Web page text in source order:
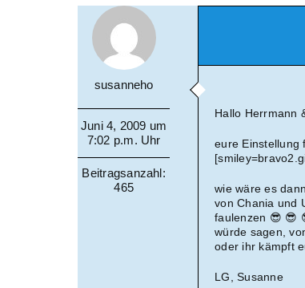
susanneho
Juni 4, 2009 um
7:02 p.m. Uhr
Beitragsanzahl:
465
Hallo Herrmann
eure Einstellung
wie wäre es
von Chania und
faulenzen 😎 😎
würde sagen,
oder ihr kämpft
LG, Susanne